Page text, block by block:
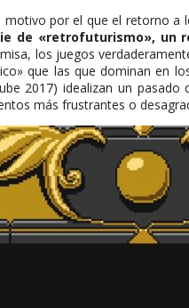
por el que el retorno
de «retrofuturismo», un
los juegos
que las que dominan en
2017) idealizan un
más frustrantes o